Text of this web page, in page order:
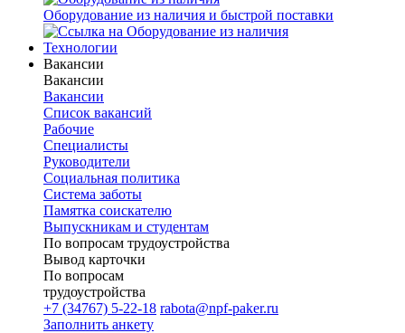
Оборудование из наличия и быстрой поставки
Технологии
Вакансии
Вакансии
Вакансии
Список вакансий
Рабочие
Специалисты
Руководители
Cоциальная политика
Система заботы
Памятка соискателю
Выпускникам и студентам
По вопросам трудоустройства
Вывод карточки
По вопросам
трудоустройства
+7 (34767) 5-22-18 rabota@npf-paker.ru
Заполнить анкету